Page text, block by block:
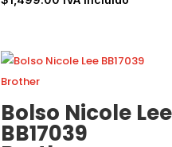
Bolso Nicole Lee
BB17039